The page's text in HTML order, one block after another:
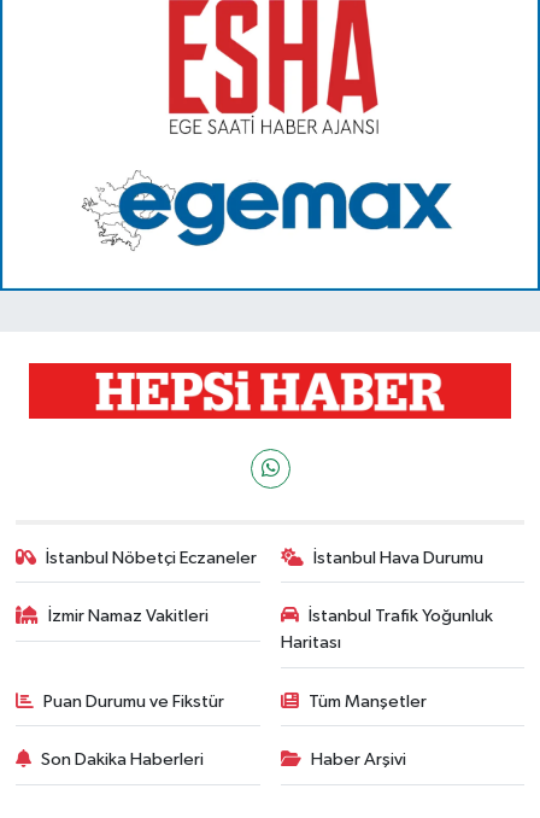
İstanbul Nöbetçi Eczaneler İstanbul Hava Durumu
İzmir Namaz Vakitleri
İstanbul Trafik Yoğunluk
Haritası
Puan Durumu ve Fikstür Tüm Manşetler
Son Dakika Haberleri Haber Arşivi